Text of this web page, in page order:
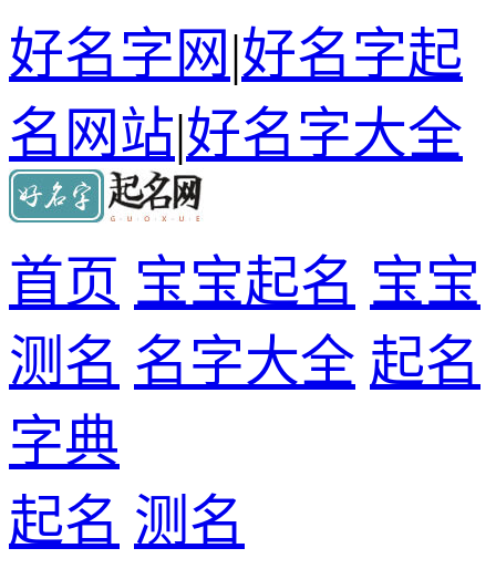
好名字网|好名字起
名网站|好名字大全
首页 宝宝起名 宝宝
测名 名字大全 起名
字典
起名 测名